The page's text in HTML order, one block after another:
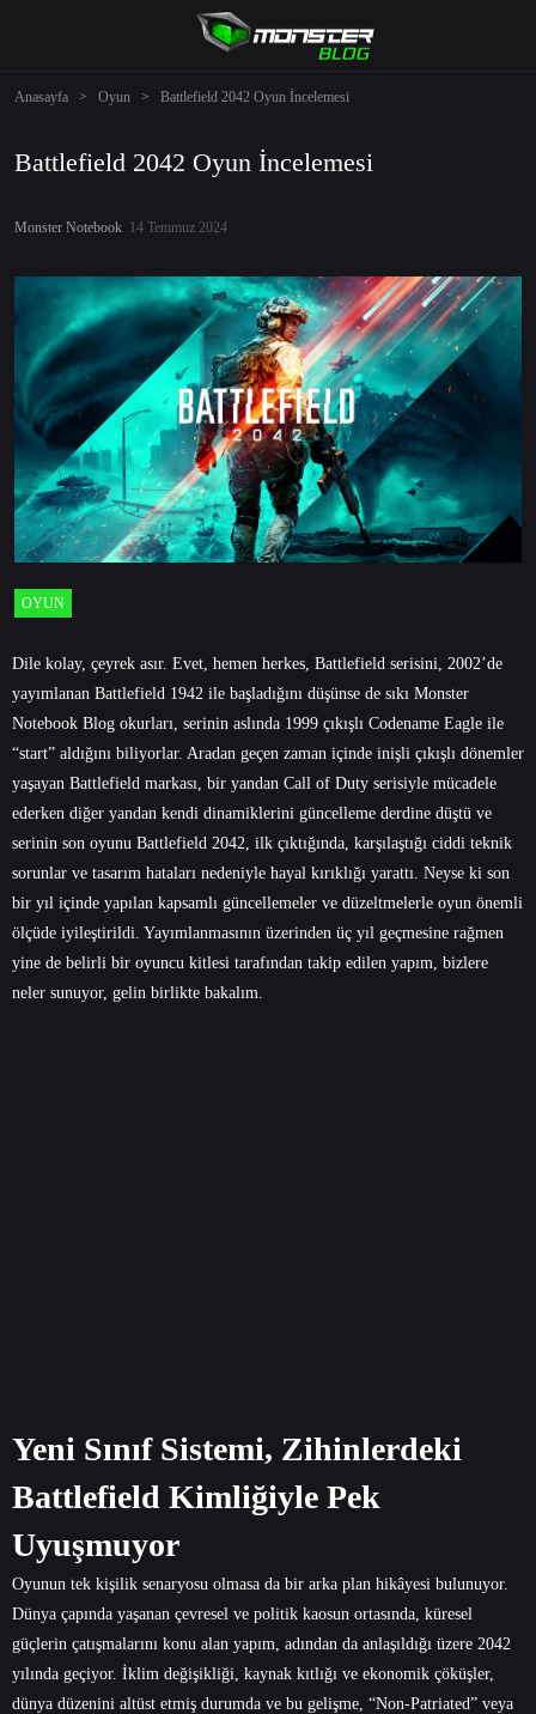
Anasayfa > Oyun > Battlefield 2042 Oyun İncelemesi
Battlefield 2042 Oyun İncelemesi
Monster Notebook 14 Temmuz 2024
OYUN
Dile kolay, çeyrek asır. Evet, hemen herkes, Battlefield serisini, 2002’de
yayımlanan Battlefield 1942 ile başladığını düşünse de sıkı Monster
Notebook Blog okurları, serinin aslında 1999 çıkışlı Codename Eagle ile
“start” aldığını biliyorlar. Aradan geçen zaman içinde inişli çıkışlı dönemler
yaşayan Battlefield markası, bir yandan Call of Duty serisiyle mücadele
ederken diğer yandan kendi dinamiklerini güncelleme derdine düştü ve
serinin son oyunu Battlefield 2042, ilk çıktığında, karşılaştığı ciddi teknik
sorunlar ve tasarım hataları nedeniyle hayal kırıklığı yarattı. Neyse ki son
bir yıl içinde yapılan kapsamlı güncellemeler ve düzeltmelerle oyun önemli
ölçüde iyileştirildi. Yayımlanmasının üzerinden üç yıl geçmesine rağmen
yine de belirli bir oyuncu kitlesi tarafından takip edilen yapım, bizlere
neler sunuyor, gelin birlikte bakalım.
Yeni Sınıf Sistemi, Zihinlerdeki
Battlefield Kimliğiyle Pek
Uyuşmuyor
Oyunun tek kişilik senaryosu olmasa da bir arka plan hikâyesi bulunuyor.
Dünya çapında yaşanan çevresel ve politik kaosun ortasında, küresel
güçlerin çatışmalarını konu alan yapım, adından da anlaşıldığı üzere 2042
yılında geçiyor. İklim değişikliği, kaynak kıtlığı ve ekonomik çöküşler,
dünya düzenini altüst etmiş durumda ve bu gelişme, “Non-Patriated” veya